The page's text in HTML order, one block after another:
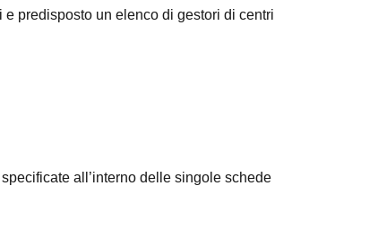
predisposto un elenco di gestori di centri
all’interno delle singole schede